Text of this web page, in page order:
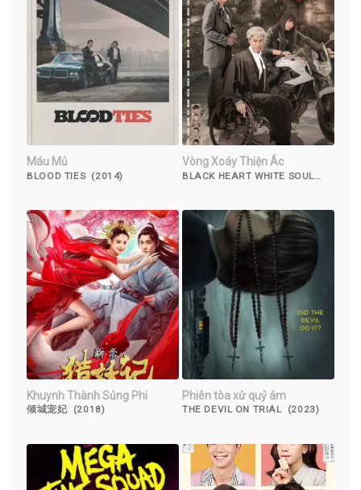
Máu Mủ
BLOOD TIES (2014)
Vòng Xoáy Thiện Ác
BLACK HEART WHITE SOUL
Khuynh Thành Sủng Phi
倾城宠妃 (2018)
Phiên tòa xử quỷ ám
THE DEVIL ON TRIAL (2023)